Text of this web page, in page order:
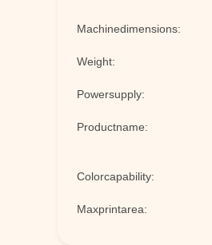
Machinedimensions:
Weight:
Powersupply:
Productname:
Colorcapability:
Maxprintarea: